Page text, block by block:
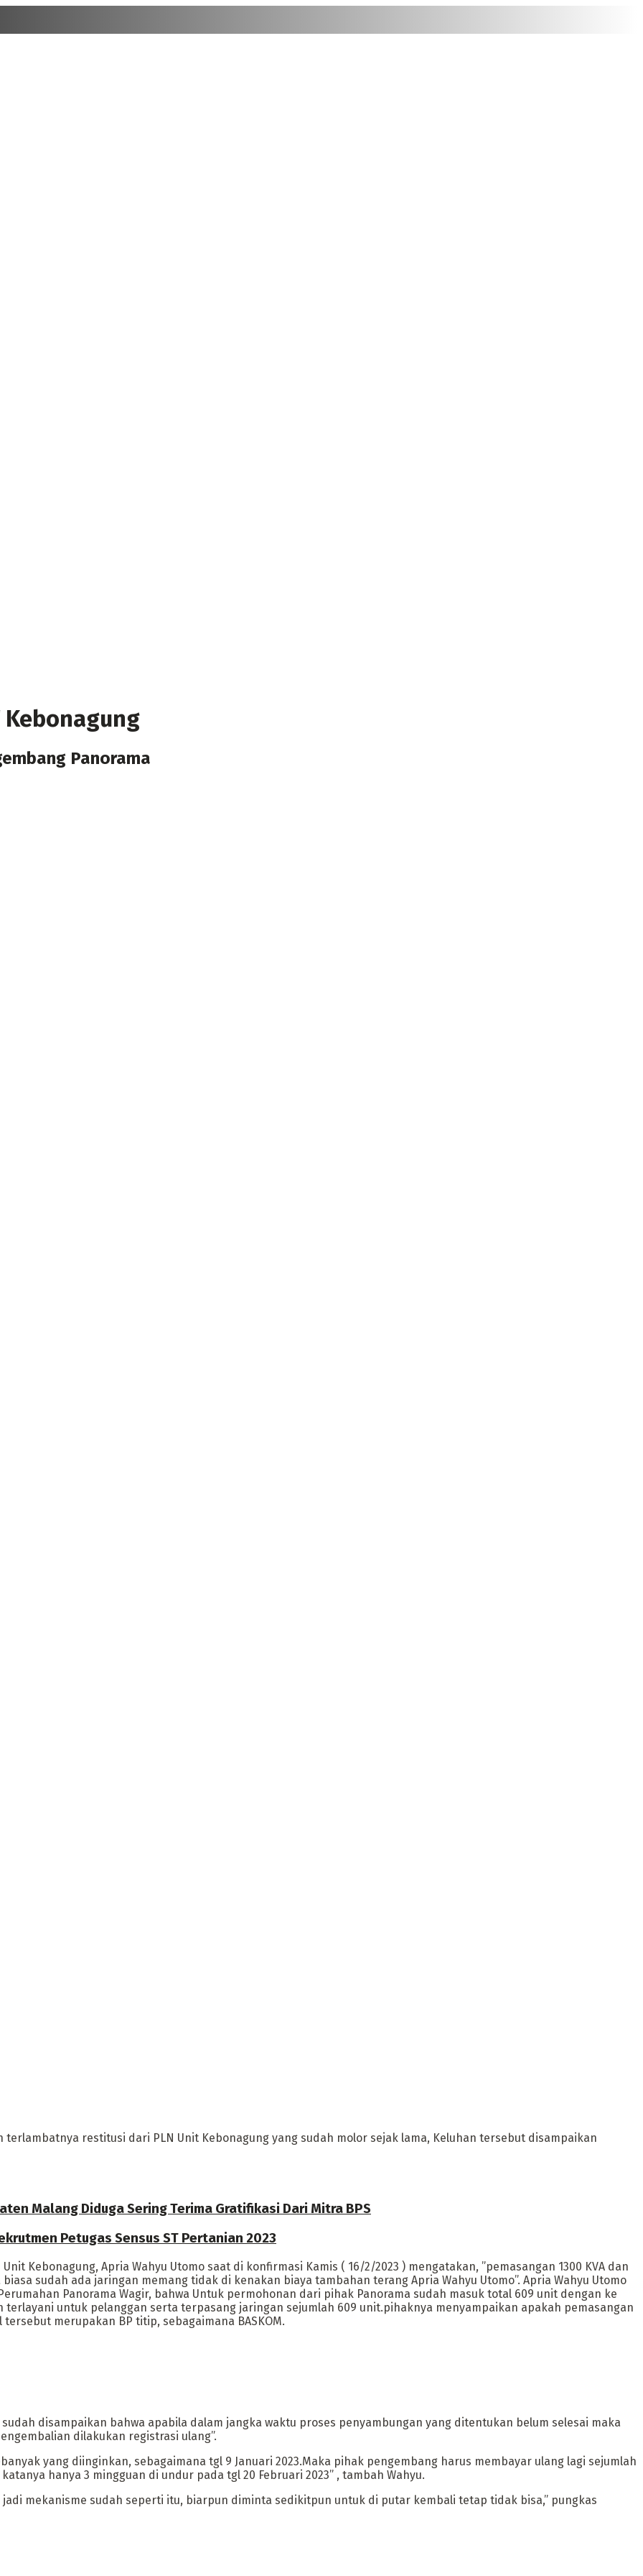
Kebonagung
Panorama
terlambatnya restitusi dari PLN Unit Kebonagung yang sudah molor sejak lama, Keluhan tersebut disampaikan
Malang Diduga Sering Terima Gratifikasi Dari Mitra BPS
Petugas Sensus ST Pertanian 2023
Kebonagung, Apria Wahyu Utomo saat di konfirmasi Kamis ( 16/2/2023 ) mengatakan, ”pemasangan 1300 KVA dan
sudah ada jaringan memang tidak di kenakan biaya tambahan terang Apria Wahyu Utomo”. Apria Wahyu Utomo
Panorama Wagir, bahwa Untuk permohonan dari pihak Panorama sudah masuk total 609 unit dengan ke
terlayani untuk pelanggan serta terpasang jaringan sejumlah 609 unit.pihaknya menyampaikan apakah pemasangan
merupakan BP titip, sebagaimana BASKOM.
disampaikan bahwa apabila dalam jangka waktu proses penyambungan yang ditentukan belum selesai maka
dilakukan registrasi ulang”.
yang diinginkan, sebagaimana tgl 9 Januari 2023.Maka pihak pengembang harus membayar ulang lagi sejumlah
hanya 3 mingguan di undur pada tgl 20 Februari 2023” , tambah Wahyu.
mekanisme sudah seperti itu, biarpun diminta sedikitpun untuk di putar kembali tetap tidak bisa,” pungkas